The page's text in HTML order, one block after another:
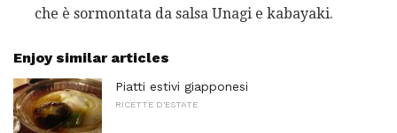
che è sormontata da salsa Unagi e kabayaki.
Enjoy similar articles
Piatti estivi giapponesi
RICETTE D'ESTATE